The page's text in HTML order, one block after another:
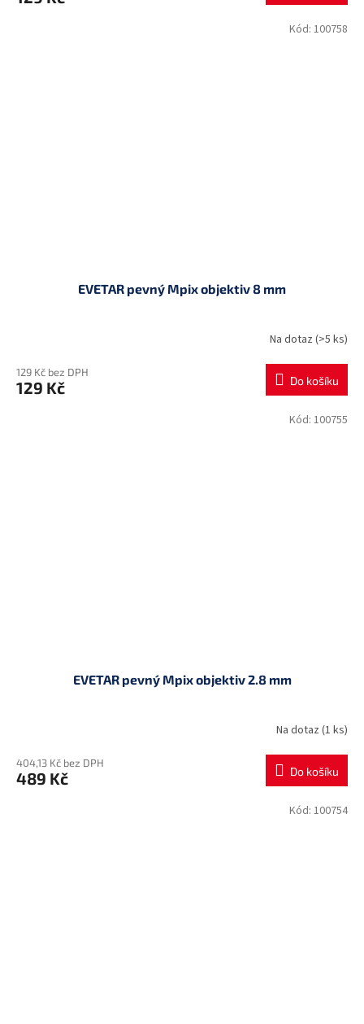
EVETAR pevný Mpix objektiv 8 mm
Na dotaz (>5 ks)
129 Kč bez DPH
129 Kč Do košíku
Kód: 100758
EVETAR pevný Mpix objektiv 2.8 mm
Na dotaz (1 ks)
404,13 Kč bez DPH
489 Kč Do košíku
Kód: 100755
Kód: 100754